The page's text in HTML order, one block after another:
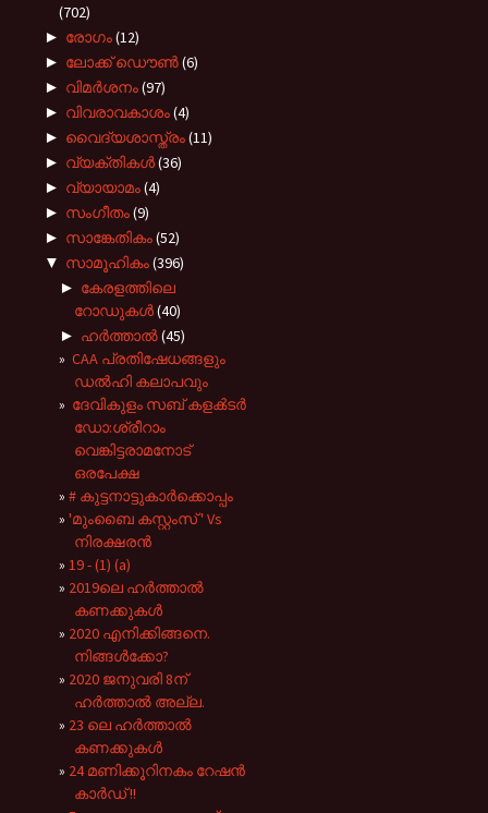
(702)
► രോഗം(12)
► ലോക്ക് ഡൌൺ(6)
► വിമർശനം(97)
► വിവരാവകാശം(4)
► വൈദ്യശാസ്ത്രം(11)
► വ്യക്തികൾ(36)
► വ്യായാമം(4)
► സംഗീതം(9)
► സാങ്കേതികം(52)
▼ സാമൂഹികം(396)
► കേരളത്തിലെ
റോഡുകൾ(40)
► ഹർത്താൽ(45)
CAA പ്രതിഷേധങ്ങളും
ഡൽഹി കലാപവും
ദേവികുളം സബ് കളൿടർ
ഡോ:ശ്രീറാം
വെങ്കിട്ടരാമനോട്
ഒരപേക്ഷ
# കുട്ടനാട്ടുകാർക്കൊപ്പം
'മുംബൈ കസ്റ്റംസ് ' Vs
നിരക്ഷരൻ
19 - (1) (a)
2019ലെ ഹർത്താൽ
കണക്കുകൾ
2020 എനിക്കിങ്ങനെ.
നിങ്ങൾക്കോ?
2020 ജനുവരി 8ന്
ഹർത്താൽ അല്ല.
23 ലെ ഹർത്താൽ
കണക്കുകൾ
24 മണിക്കൂറിനകം റേഷൻ
കാർഡ് !!